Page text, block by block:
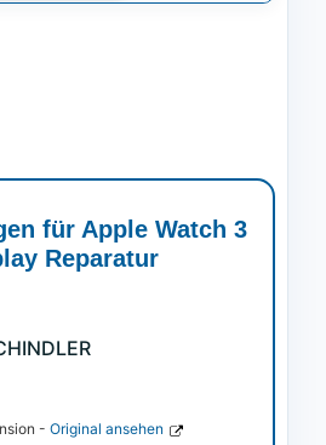
für Apple Watch 3
Reparatur
- Original ansehen